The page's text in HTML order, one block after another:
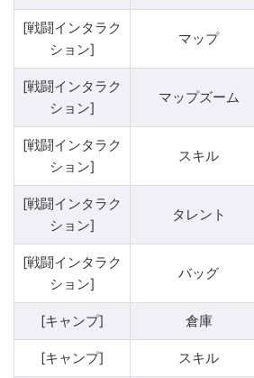
[戦闘インタラク
ション]
マップ
[戦闘インタラク
ション]
マップズーム
[戦闘インタラク
ション]
スキル
[戦闘インタラク
ション]
タレント
[戦闘インタラク
ション]
バッグ
[キャンプ] 倉庫
[キャンプ] スキル